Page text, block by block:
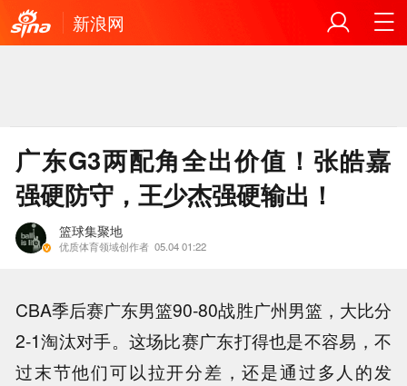
新浪网
广东G3两配角全出价值！张皓嘉
强硬防守，王少杰强硬输出！
篮球集聚地
优质体育领域创作者 05.04 01:22
CBA季后赛广东男篮90-80战胜广州男篮，大比分
2-1淘汰对手。这场比赛广东打得也是不容易，不
过末节他们可以拉开分差，还是通过多人的发